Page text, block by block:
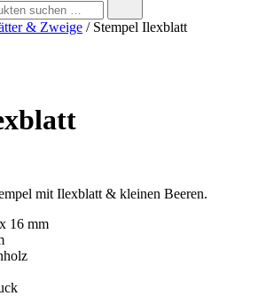
& Zweige / Stempel Ilexblatt
mit Ilexblatt & kleinen Beeren.
16 mm